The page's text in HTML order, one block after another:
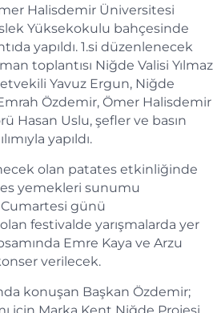
Halisdemir Üniversitesi
Yüksekokulu bahçesinde
yapıldı. 1.si düzenlenecek
toplantısı Niğde Valisi Yılmaz
Yavuz Ergun, Niğde
Özdemir, Ömer Halisdemir
Hasan Uslu, şefler ve basın
yapıldı.
olan patates etkinliğinde
yemekleri sunumu
Cumartesi günü
festivalde yarışmalarda yer
Emre Kaya ve Arzu
verilecek.
konuşan Başkan Özdemir;